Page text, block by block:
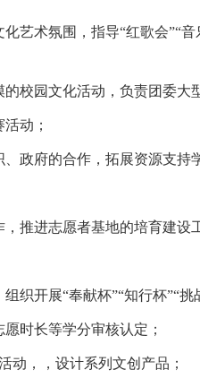
艺术氛围，指导“红歌会”“
校园文化活动，负责团委大
动；
政府的合作，拓展资源支持
推进志愿者基地的培育建设
织开展“奉献杯”“知行杯”“挑
时长等学分审核认定；
动，，设计系列文创产品；